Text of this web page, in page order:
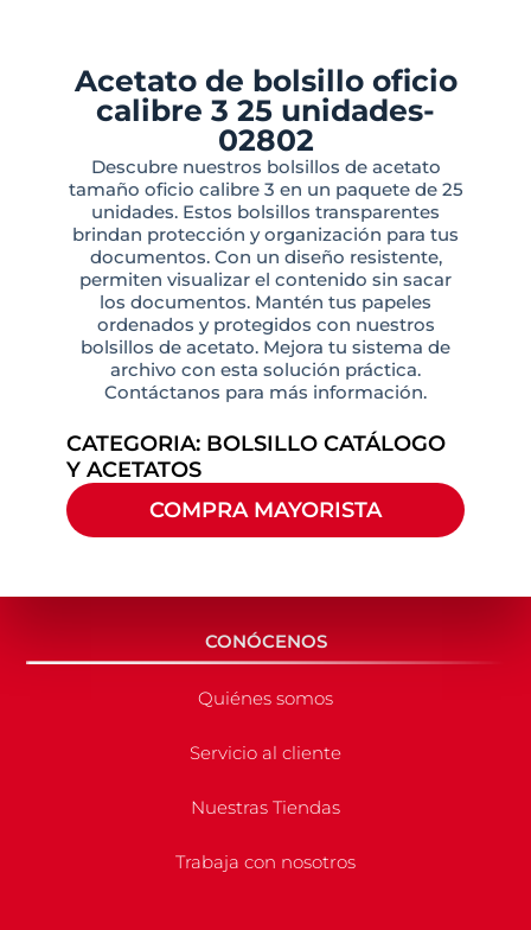
Acetato de bolsillo oficio
calibre 3 25 unidades-
02802
Descubre nuestros bolsillos de acetato
tamaño oficio calibre 3 en un paquete de 25
unidades. Estos bolsillos transparentes
brindan protección y organización para tus
documentos. Con un diseño resistente,
permiten visualizar el contenido sin sacar
los documentos. Mantén tus papeles
ordenados y protegidos con nuestros
bolsillos de acetato. Mejora tu sistema de
archivo con esta solución práctica.
Contáctanos para más información.
CATEGORIA: BOLSILLO CATÁLOGO
Y ACETATOS
COMPRA MAYORISTA
CONÓCENOS
Quiénes somos
Servicio al cliente
Nuestras Tiendas
Trabaja con nosotros